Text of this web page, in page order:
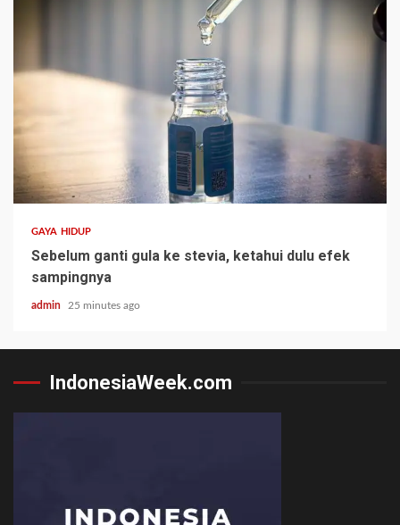
GAYA HIDUP
Sebelum ganti gula ke stevia, ketahui dulu efek
sampingnya
admin 25 minutes ago
IndonesiaWeek.com